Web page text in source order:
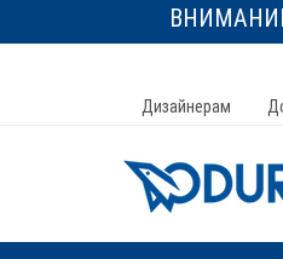
ВНИМАНИЕ!
Дизайнерам